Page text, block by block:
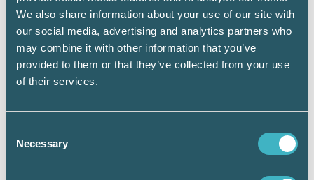
We also share information about your use of our site with
our social media, advertising and analytics partners who
may combine it with other information that you’ve
provided to them or that they’ve collected from your use
of their services.
Selection
Necessary
olika arbetsplatser och som därför kan ha olika
antal kollegor med samma yrke.
Källa: IFAU